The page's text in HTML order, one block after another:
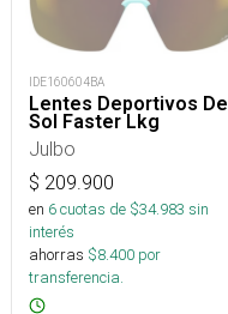
IDE160604BA
Lentes Deportivos De
Sol Faster Lkg
Julbo
$ 209.900
en 6cuotas de $34.983 sin
interés
ahorras $8.400 por
transferencia.